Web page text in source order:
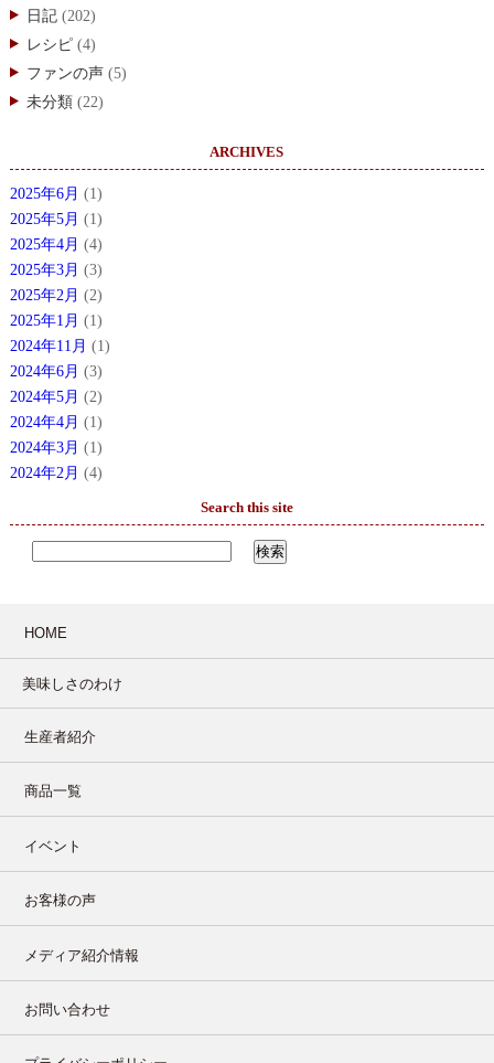
日記(202)
レシピ(4)
ファンの声(5)
未分類 (22)
ARCHIVES
2025年6月 (1)
2025年5月 (1)
2025年4月 (4)
2025年3月 (3)
2025年2月 (2)
2025年1月 (1)
2024年11月 (1)
2024年6月 (3)
2024年5月 (2)
2024年4月 (1)
2024年3月 (1)
2024年2月 (4)
Search this site
HOME
美味しさのわけ
生産者紹介
商品一覧
イベント
お客様の声
メディア紹介情報
お問い合わせ